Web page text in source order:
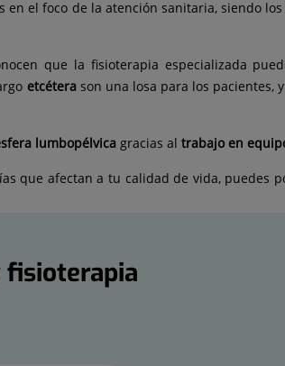
en el foco de la atención sanitaria, siendo
que la fisioterapia especializada
etcéterason una losa para los pacientes,
lumbopélvica gracias al trabajo en
que afectan a tu calidad de vida, puedes